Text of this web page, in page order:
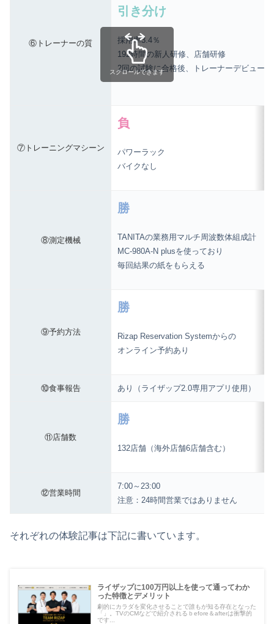
⑥トレーナーの質
引き分け
採用率3.4％
192時間の新人研修、店舗研修
2回の試験に合格後、トレーナーデビュー
⑦トレーニングマシーン
負
パワーラック
バイクなし
⑧測定機械
勝
TANITAの業務用マルチ周波数体組成計
MC-980A-N plusを使っており
毎回結果の紙をもらえる
⑨予約方法
勝
Rizap Reservation Systemからの
オンライン予約あり
⑩食事報告 あり（ライザップ2.0専用アプリ使用）
⑪店舗数
勝
132店舗（海外店舗6店舗含む）
⑫営業時間
7:00～23:00
注意：24時間営業ではありません
スクロールできます
それぞれの体験記事は下記に書いています。
ライザップに100万円以上を使って通ってわか
った特徴とデメリット
劇的にカラダを変化させることで誰もが知る存在となった
「」。TVのCMなどで紹介されるｂefore＆afterは衝撃的
です...